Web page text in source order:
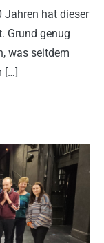
Jahren hat dieser
Grund genug
was seitdem
[…]